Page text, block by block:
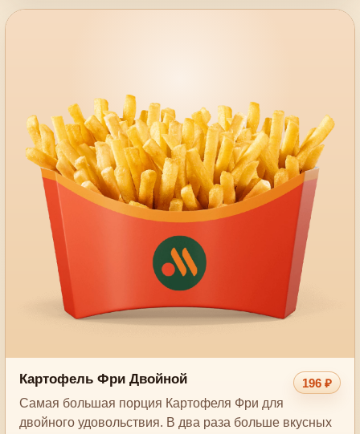
Картофель Фри Двойной
196 ₽
Самая большая порция Картофеля Фри для
двойного удовольствия. В два раза больше вкусных